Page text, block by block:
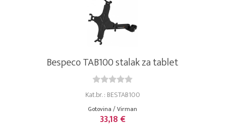
Bespeco TAB100 stalak za tablet
Kat.br. : BESTAB100
Gotovina / Virman
33,18 €